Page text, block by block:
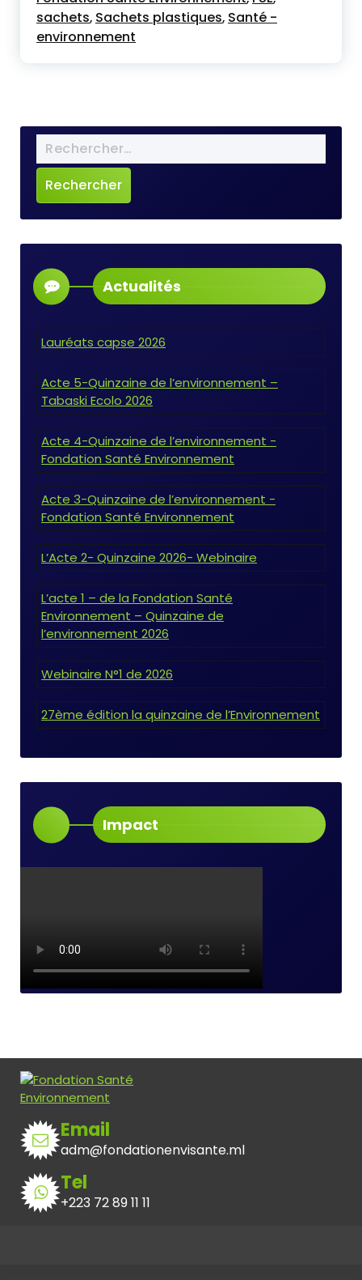
sachets, Sachets plastiques, Santé -
environnement
Actualités
Lauréats capse 2026
Acte 5-Quinzaine de l’environnement –
Tabaski Ecolo 2026
Acte 4-Quinzaine de l’environnement -
Fondation Santé Environnement
Acte 3-Quinzaine de l’environnement -
Fondation Santé Environnement
L’Acte 2- Quinzaine 2026- Webinaire
L’acte 1 – de la Fondation Santé
Environnement – Quinzaine de
l’environnement 2026
Webinaire N°1 de 2026
27ème édition la quinzaine de l’Environnement
Impact
Email
adm@fondationenvisante.ml
Tel
+223 72 89 11 11